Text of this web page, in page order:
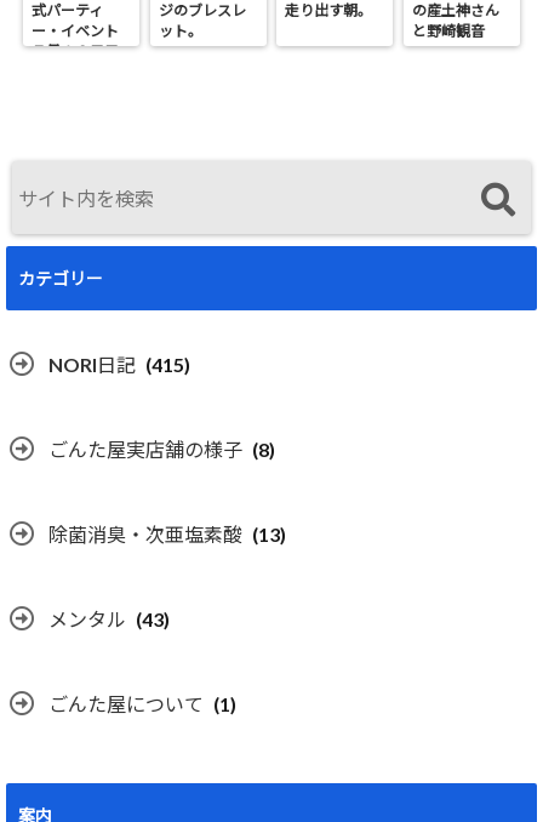
式パーティ
ー・イベント
７月１９日日
ジのブレスレ
ット。
走り出す朝。
の産土神さん
と野崎観音
へ。
カテゴリー
NORI日記 (415)
ごんた屋実店舗の様子 (8)
除菌消臭・次亜塩素酸 (13)
メンタル (43)
ごんた屋について (1)
案内